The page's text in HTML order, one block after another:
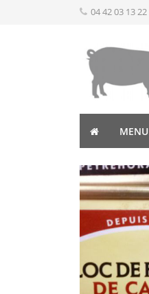
04 42 03 13 22
MENU